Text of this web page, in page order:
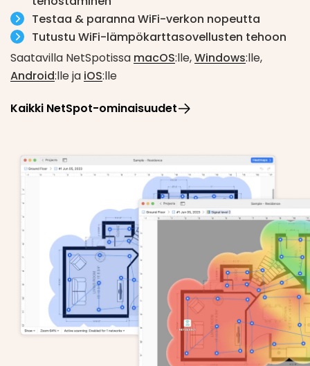
Nyt saat kaikki tarvittavat tiedot
radiosignaalivuotojen tutkimiseen, kohinalähteiden
löytämiseen, kanavankäytön kartoittamiseen,
tukiasemien tehokkuuden analysointiin jne.
yksityiskohtaisen APoS-kyselyn luomiseksi.
Testaa & paranna WiFi-verkon nopeutta
Tutustu WiFi-lämpökarttasovellusten tehoon
Saatavilla NetSpotissa macOS:lle,Windows:lle,
Android:lle ja iOS:lle
Kaikki NetSpot-ominaisuudet